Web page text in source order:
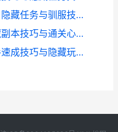
逆水寒主线小狗全收集指南：隐藏任务与驯服技巧大公开
石洞吹风逆水寒全攻略：隐藏副本技巧与通关心得分享
逆水寒之前哪吒全攻略：新手速成技巧与隐藏玩法揭秘